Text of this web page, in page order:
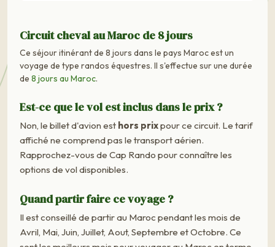
Circuit cheval au Maroc de 8 jours
Ce séjour itinérant de 8 jours dans le pays Maroc est un
voyage de type randos équestres. Il s'effectue sur une durée
de 8 jours au Maroc.
Est-ce que le vol est inclus dans le prix ?
Non, le billet d'avion est hors prixpour ce circuit. Le tarif
affiché ne comprend pas le transport aérien.
Rapprochez-vous de Cap Rando pour connaître les
options de vol disponibles.
Quand partir faire ce voyage ?
Il est conseillé de partir au Maroc pendant les mois de
Avril, Mai, Juin, Juillet, Aout, Septembre et Octobre. Ce